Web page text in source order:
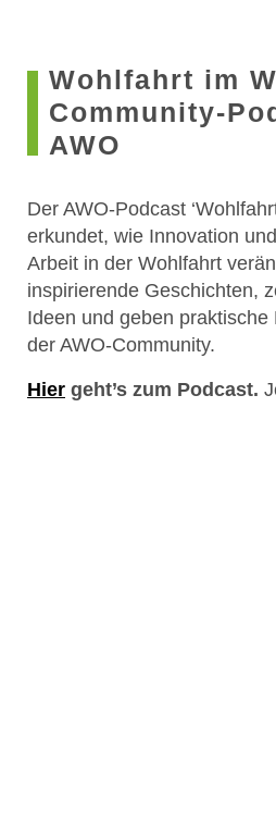
Wohlfahrt im
Community-
AWO
Der AWO-Podcast
erkundet, wie Innovation
Arbeit in der Wohlfahrt
inspirierende Geschichten,
Ideen und geben
der AWO-Community.
Hier geht’s zum Podcast.